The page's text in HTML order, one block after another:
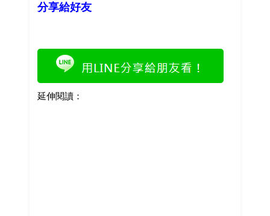
分享給好友
延伸閱讀：